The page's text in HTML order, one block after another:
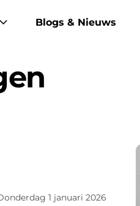
Blogs & Nieuws
1 januari 2026